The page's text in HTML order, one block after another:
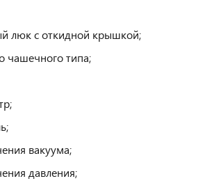
люк с откидной крышкой;
чашечного типа;
вакуума;
давления;